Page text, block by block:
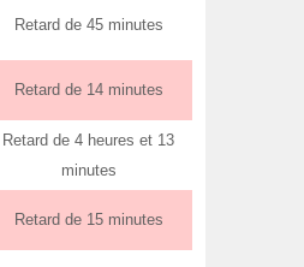
Retard de 45 minutes
Retard de 14 minutes
Retard de 4 heures et 13
minutes
Retard de 15 minutes